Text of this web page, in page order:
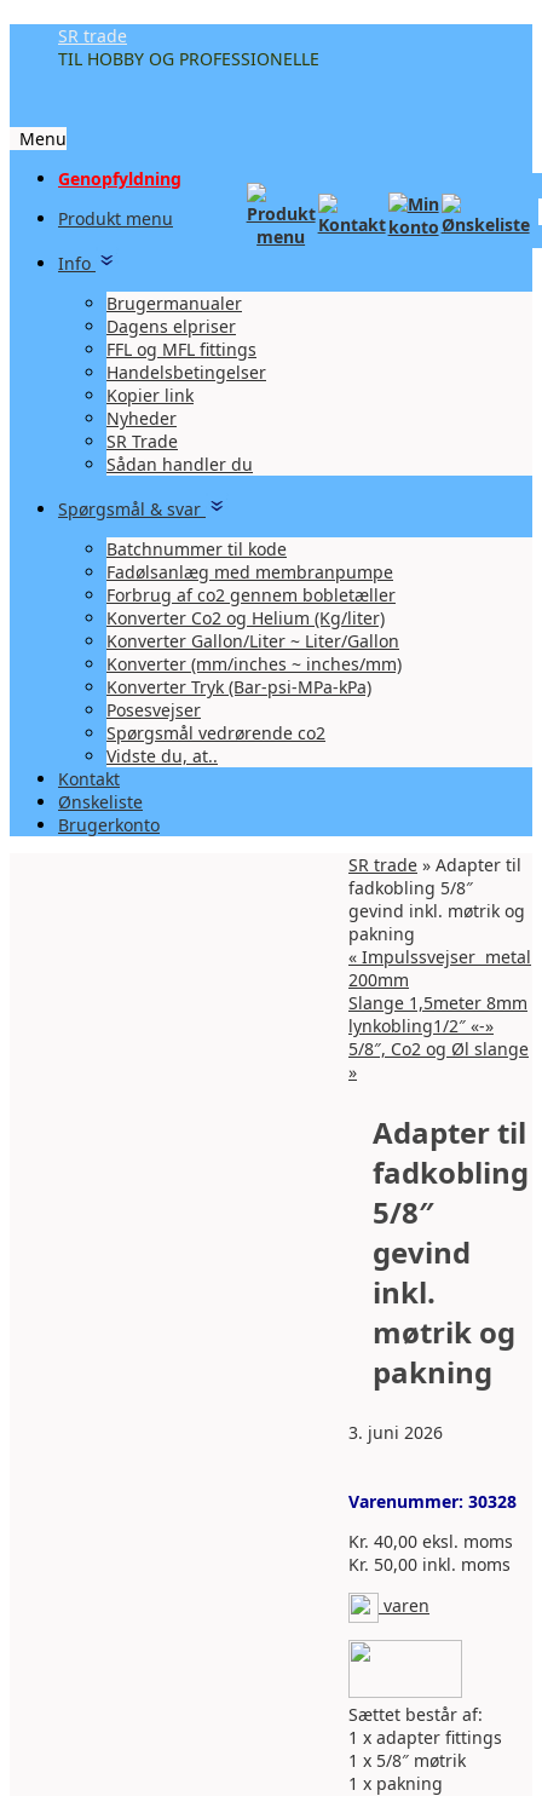
SR trade
TIL HOBBY OG PROFESSIONELLE
Menu
Videre
indhold
Genopfyldning
Produkt menu
Info
Brugermanualer
Dagens elpriser
FFL og MFL fittings
Handelsbetingelser
Kopier link
Nyheder
SR Trade
Sådan handler du
Spørgsmål & svar
Batchnummer til kode
Fadølsanlæg med membranpumpe
Forbrug af co2 gennem bobletæller
Konverter Co2 og Helium (Kg/liter)
Konverter Gallon/Liter ~ Liter/Gallon
Konverter (mm/inches ~ inches/mm)
Konverter Tryk (Bar-psi-MPa-kPa)
Posesvejser
Spørgsmål vedrørende co2
Vidste du, at..
Kontakt
Ønskeliste
Brugerkonto
SR trade » Adapter til
fadkobling 5/8″
gevind inkl. møtrik og
pakning
« Impulssvejser metal
200mm
Slange 1,5meter 8mm
lynkobling1/2″ «-»
5/8″, Co2 og Øl slange
»
Adapter til
fadkobling
5/8″
gevind
inkl.
møtrik og
pakning
3. juni 2026
Varenummer: 30328
Kr. 40,00 eksl. moms
Kr. 50,00 inkl. moms
varen
Sættet består af:
1 x adapter fittings
1 x 5/8″ møtrik
1 x pakning